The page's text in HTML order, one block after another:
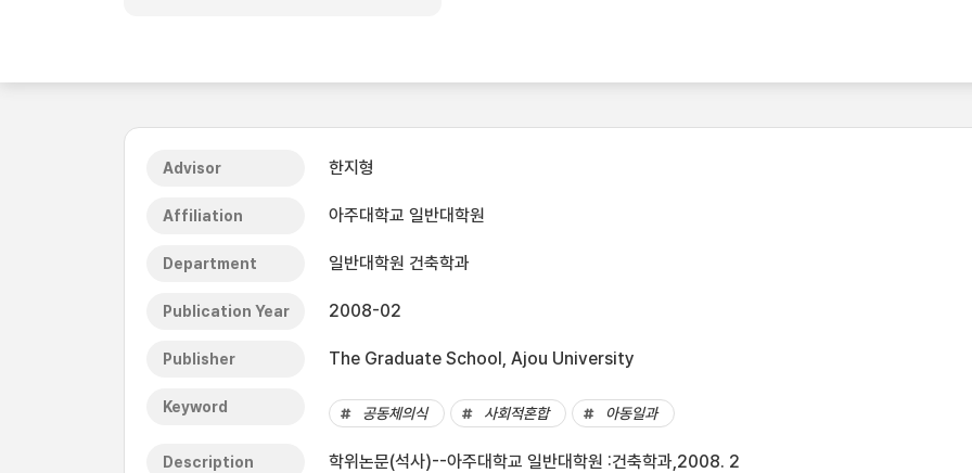
Advisor 한지형
Affiliation 아주대학교 일반대학원
Department 일반대학원 건축학과
Publication Year 2008-02
Publisher The Graduate School, Ajou University
Keyword 공동체의식 사회적혼합 아동일과
Description 학위논문(석사)--아주대학교 일반대학원 :건축학과,2008. 2